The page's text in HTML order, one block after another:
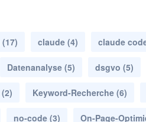
(17) claude (4) claude
Datenanalyse (5) dsgvo (5)
(2) Keyword-Recherche (6)
no-code (3) On-Page-